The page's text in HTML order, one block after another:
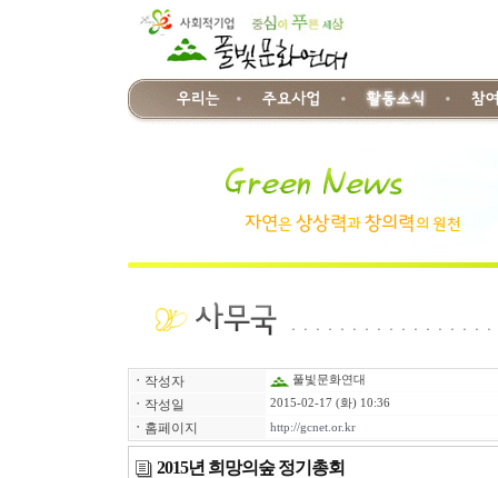
ㆍ 작성자 풀빛문화연대
ㆍ 작성일 2015-02-17 (화) 10:36
ㆍ 홈페이지 http://gcnet.or.kr
2015년 희망의숲 정기총회